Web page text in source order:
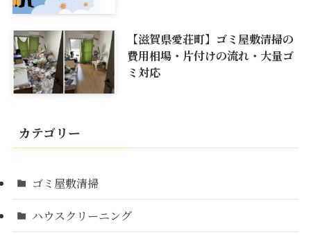
【滋賀県愛荘町】ゴミ屋敷清掃の
費用相場・片付けの流れ・大量ゴ
ミ対応
カテゴリー
ゴミ屋敷清掃
ハウスクリーニング